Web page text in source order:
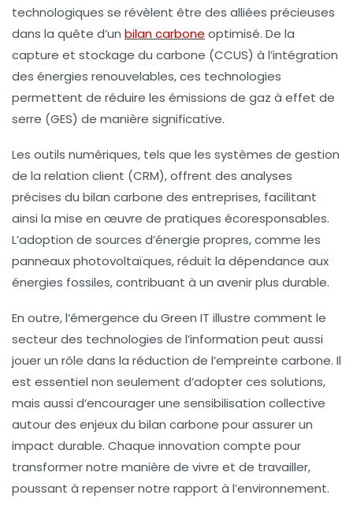
technologiques se révèlent être des alliées précieuses
dans la quête d’un bilan carbone optimisé. De la
capture et stockage du carbone (CCUS) à l’intégration
des énergies renouvelables, ces technologies
permettent de réduire les émissions de gaz à effet de
serre (GES) de manière significative.
Les outils numériques, tels que les systèmes de gestion
de la relation client (CRM), offrent des analyses
précises du bilan carbone des entreprises, facilitant
ainsi la mise en œuvre de pratiques écoresponsables.
L’adoption de sources d’énergie propres, comme les
panneaux photovoltaïques, réduit la dépendance aux
énergies fossiles, contribuant à un avenir plus durable.
En outre, l’émergence du Green IT illustre comment le
secteur des technologies de l’information peut aussi
jouer un rôle dans la réduction de l’empreinte carbone. Il
est essentiel non seulement d’adopter ces solutions,
mais aussi d’encourager une sensibilisation collective
autour des enjeux du bilan carbone pour assurer un
impact durable. Chaque innovation compte pour
transformer notre manière de vivre et de travailler,
poussant à repenser notre rapport à l’environnement.